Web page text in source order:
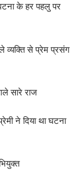
के हर पहलु पर
व्यक्ति से प्रेम प्रसंग
सारे राज
ने दिया था घटना